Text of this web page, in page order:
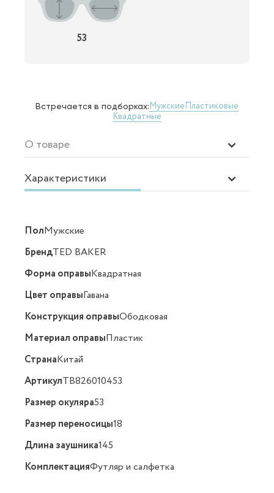
53
Встречается в подборках:МужскиеПластиковые
Квадратные
О товаре
Характеристики
ПолМужские
БрендTED BAKER
Форма оправыКвадратная
Цвет оправыГавана
Конструкция оправыОбодковая
Материал оправыПластик
СтранаКитай
АртикулTB826010453
Размер окуляра53
Размер переносицы18
Длина заушника145
КомплектацияФутляр и салфетка